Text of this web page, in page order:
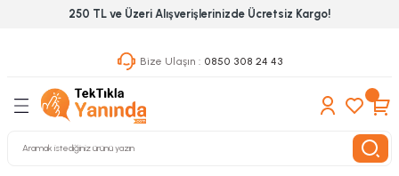
250 TL ve Üzeri Alışverişlerinizde Ücretsiz Kargo!
Bize Ulaşın : 0850 308 24 43
Geri Dön
Geri Dön
& Nalburiye
Grubu
Geri Dön